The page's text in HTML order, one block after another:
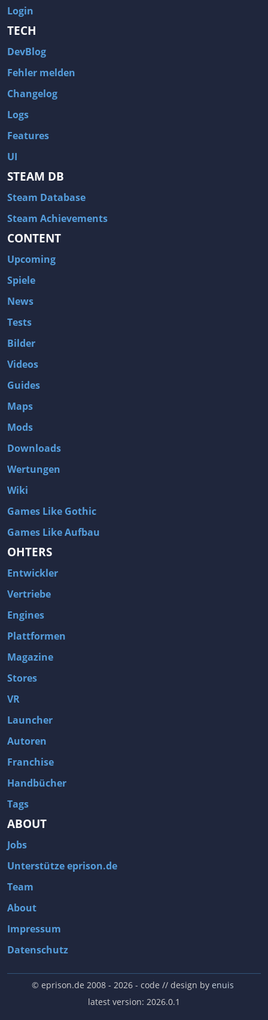
Login
TECH
DevBlog
Fehler melden
Changelog
Logs
Features
UI
STEAM DB
Steam Database
Steam Achievements
CONTENT
Upcoming
Spiele
News
Tests
Bilder
Videos
Guides
Maps
Mods
Downloads
Wertungen
Wiki
Games Like Gothic
Games Like Aufbau
OHTERS
Entwickler
Vertriebe
Engines
Plattformen
Magazine
Stores
VR
Launcher
Autoren
Franchise
Handbücher
Tags
ABOUT
Jobs
Unterstütze eprison.de
Team
About
Impressum
Datenschutz
© eprison.de 2008 - 2026- code // design by enuis
latest version: 2026.0.1